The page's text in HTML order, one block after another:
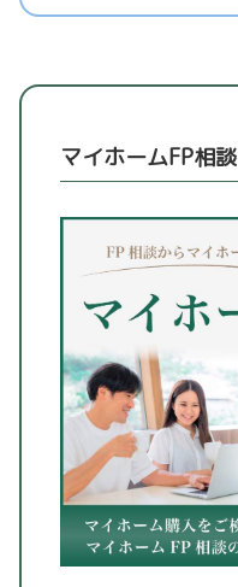
マイホームFP相談